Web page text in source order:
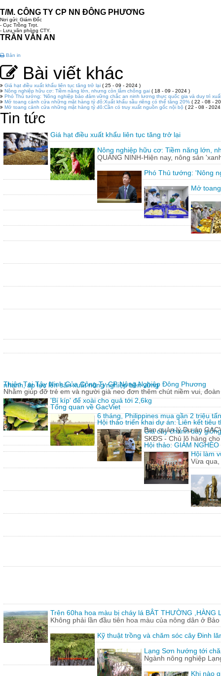
T/M. CÔNG TY CP NN ĐÔNG PHƯƠNG
Nơi gửi: Giám Đốc
- Cục Trồng Trọt.
- Lưu văn phòng CTY.
TRẦN VĂN AN
Bản in
Bài viết khác
Giá hạt điều xuất khẩu liên tục tăng trở lại ( 25 - 09 - 2024 )
Nông nghiệp hữu cơ: Tiềm năng lớn, nhưng còn lắm chông gai ( 18 - 09 - 2024 )
Phó Thủ tướng: 'Nông nghiệp bảo đảm vững chắc an ninh lương thực quốc gia và duy trì
Mở toang cánh cửa những mặt hàng tỷ đô:Xuất khẩu sầu riêng có thể tăng 20% ( 22 - 08 -
Mở toang cánh cửa những mặt hàng tỷ đô:Cần có truy xuất nguồn gốc nội bộ ( 22 - 08 - 2024
Tin tức
Giá hạt điều xuất khẩu liên tục tăng trở lại
Nông nghiệp hữu cơ: Tiềm năng lớn,
QUẢNG NINH-Hiện nay, nông sản
Phó Thủ tướng: 'Nông
Mở
nhanh, áp lực lên sản xuất nông nghiệp bền vững
'Bí kíp' để xoài cho quả tới 2,6kg
6 tháng, Philippines mua gần 2 triệu
Giả cây chanh dây
SKĐS - Chủ lô hàng
Hội làm
Vừa qua,
Trên 60ha hoa màu bị cháy lá BÂT THƯỜNG
Không phải lần đầu tiên hoa màu của nông dân ở
Kỹ thuật trồng và chăm sóc cây Đinh
Lạng Sơn hướng tới
Ngành nông nghiệp
Khi nào
Thiện Tại Tây Ninh Của Công Ty CP Nông Nghiệp Đông Phương
Nhằm giúp đỡ trẻ em và người già neo đơn thêm chút niềm vui,
Tổng quan về GacViet
Hội thảo triển khai dự án: Liên kết tiêu
Ban quản lý Dự án
Hội thảo: GIẢM